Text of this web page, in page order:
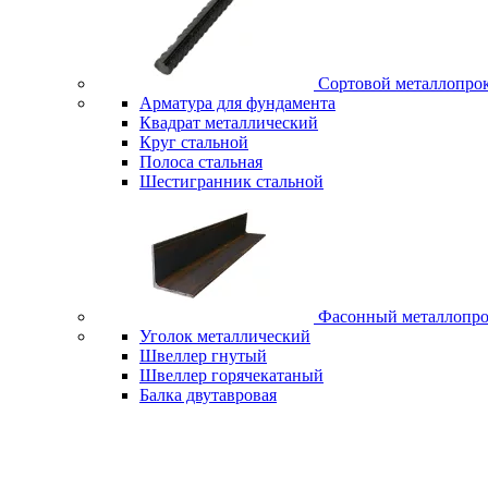
Сортовой
Арматура для фундамента
Квадрат металлический
Круг стальной
Полоса стальная
Шестигранник стальной
Фасонный
Уголок металлический
Швеллер гнутый
Швеллер горячекатаный
Балка двутавровая